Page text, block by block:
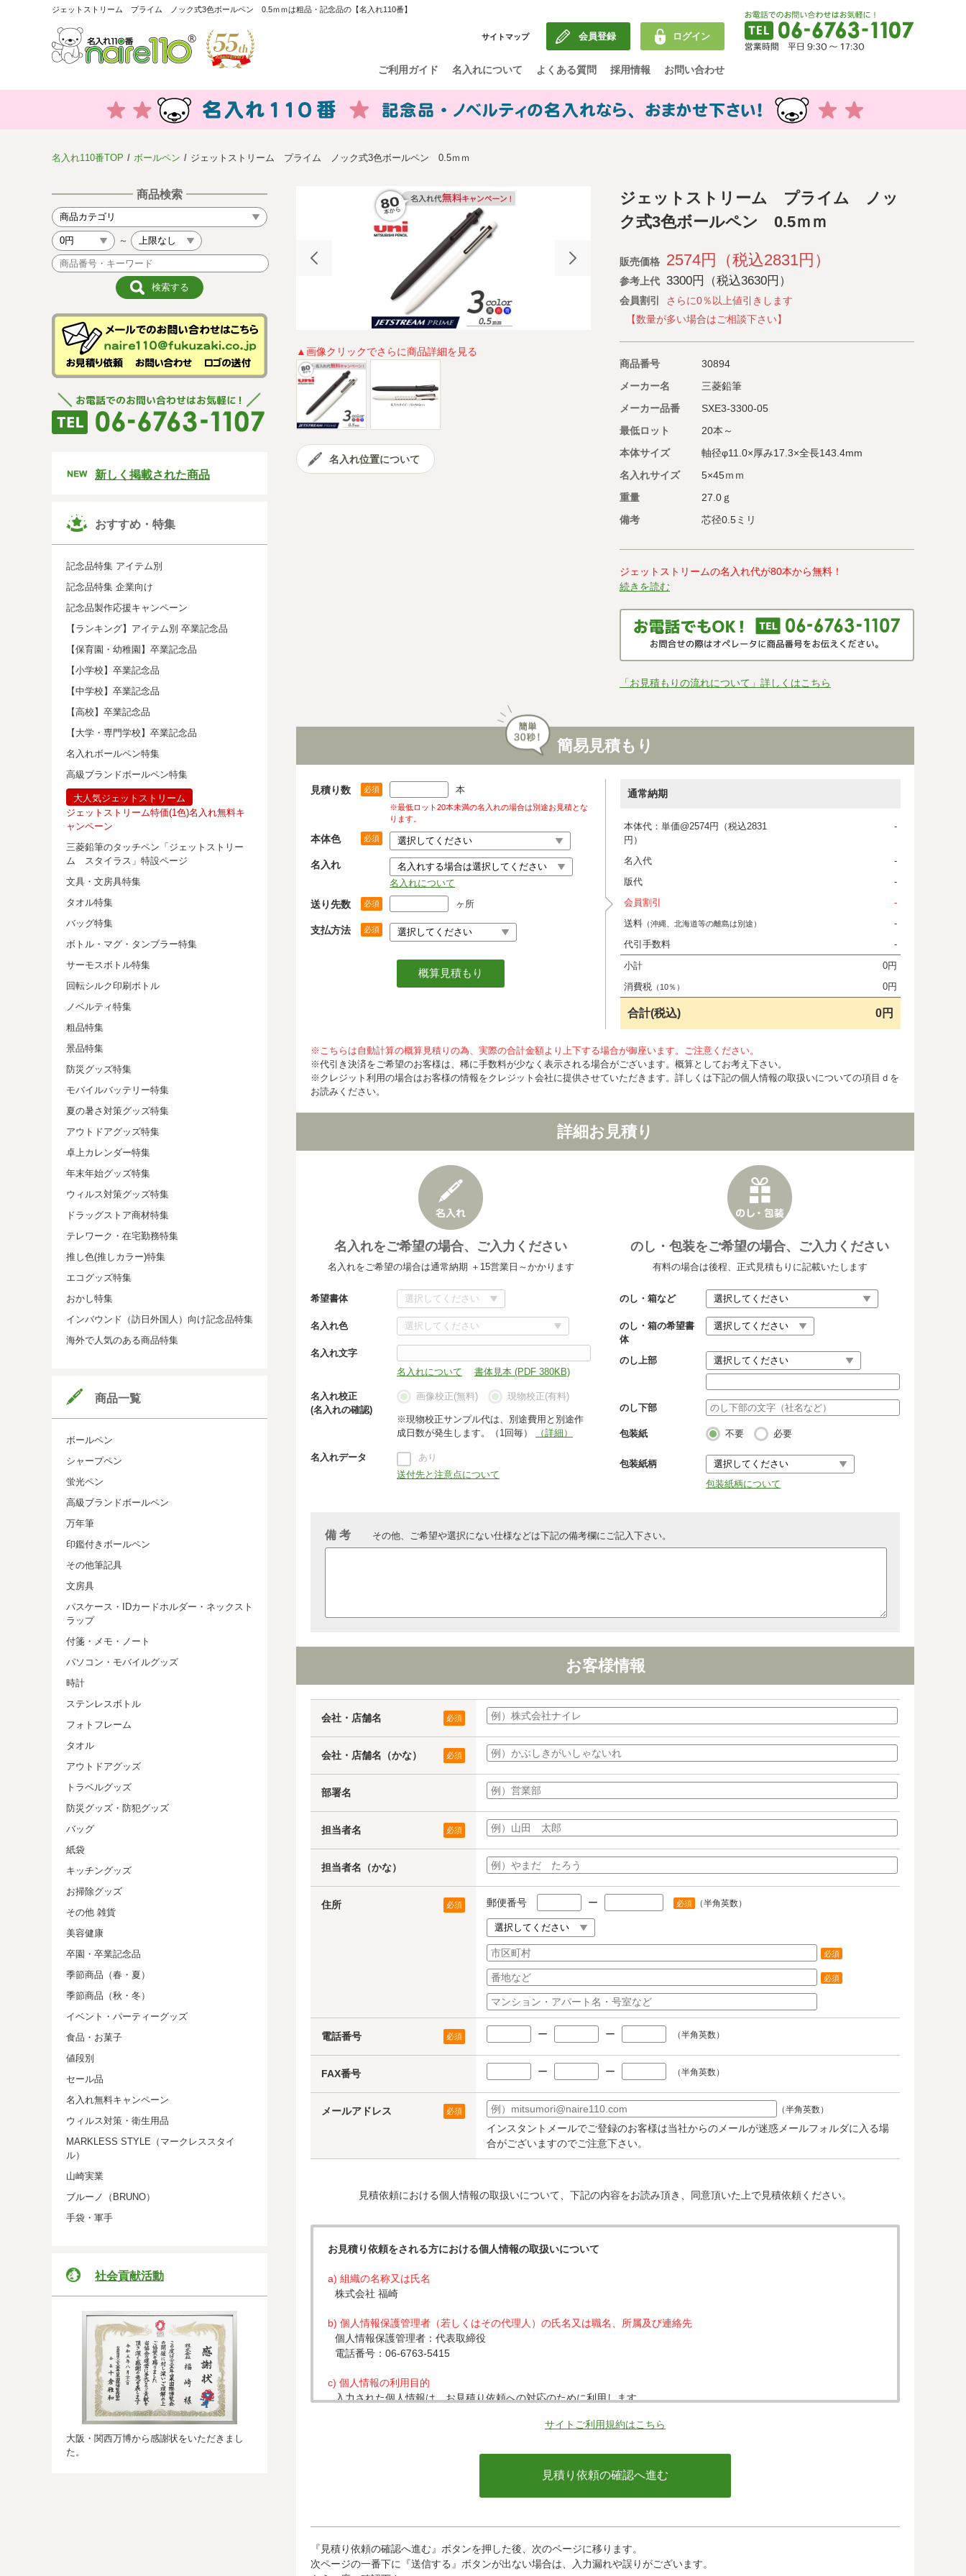
ジェットストリーム プライム ノック式3色ボールペン 0.5ｍｍは粗品・記念品の【名入れ110番】
サイトマップ 会員登録 ログイン
ご利用ガイド 名入れについて よくある質問 採用情報 お問い合わせ
名入れ110番TOP ボールペン ジェットストリーム プライム ノック式3色ボールペン 0.5ｍｍ
商品検索
～
新しく掲載された商品
おすすめ・特集
記念品特集 アイテム別
記念品特集 企業向け
記念品製作応援キャンペーン
【ランキング】アイテム別 卒業記念品
【保育園・幼稚園】卒業記念品
【小学校】卒業記念品
【中学校】卒業記念品
【高校】卒業記念品
【大学・専門学校】卒業記念品
名入れボールペン特集
高級ブランドボールペン特集
大人気ジェットストリーム
ジェットストリーム特価(1色)名入れ無料キ
ャンペーン
三菱鉛筆のタッチペン「ジェットストリー
ム スタイラス」特設ページ
文具・文房具特集
タオル特集
バッグ特集
ボトル・マグ・タンブラー特集
サーモスボトル特集
回転シルク印刷ボトル
ノベルティ特集
粗品特集
景品特集
防災グッズ特集
モバイルバッテリー特集
夏の暑さ対策グッズ特集
アウトドアグッズ特集
卓上カレンダー特集
年末年始グッズ特集
ウィルス対策グッズ特集
ドラッグストア商材特集
テレワーク・在宅勤務特集
推し色(推しカラー)特集
エコグッズ特集
おかし特集
インバウンド（訪日外国人）向け記念品特集
海外で人気のある商品特集
商品一覧
ボールペン
シャープペン
蛍光ペン
高級ブランドボールペン
万年筆
印鑑付きボールペン
その他筆記具
文房具
パスケース・IDカードホルダー・ネックスト
ラップ
付箋・メモ・ノート
パソコン・モバイルグッズ
時計
ステンレスボトル
フォトフレーム
タオル
アウトドアグッズ
トラベルグッズ
防災グッズ・防犯グッズ
バッグ
紙袋
キッチングッズ
お掃除グッズ
その他 雑貨
美容健康
卒園・卒業記念品
季節商品（春・夏）
季節商品（秋・冬）
イベント・パーティーグッズ
食品・お菓子
値段別
セール品
名入れ無料キャンペーン
ウィルス対策・衛生用品
MARKLESS STYLE（マークレススタイ
ル）
山崎実業
ブルーノ（BRUNO）
手袋・軍手
社会貢献活動
大阪・関西万博から感謝状をいただきまし
た。
▲画像クリックでさらに商品詳細を見る
名入れ位置について
ジェットストリーム プライム ノッ
ク式3色ボールペン 0.5ｍｍ
販売価格 2574円（税込2831円）
参考上代 3300円（税込3630円）
会員割引
さらに0％以上値引きします
【数量が多い場合はご相談下さい】
商品番号
30894
メーカー名
三菱鉛筆
メーカー品番
SXE3-3300-05
最低ロット
20本～
本体サイズ
軸径φ11.0×厚み17.3×全長143.4mm
名入れサイズ
5×45ｍｍ
重量
27.0ｇ
備考
芯径0.5ミリ
ジェットストリームの名入れ代が80本から無料！
続きを読む
「お見積もりの流れについて」詳しくはこちら
簡易見積もり
見積り数 必須 本
※最低ロット20本未満の名入れの場合は別途お見積とな
ります。
本体色 必須
名入れ
名入れについて
送り先数 必須 ヶ所
支払方法 必須
通常納期
本体代：単価@2574円（税込2831
円）
-
名入代
-
版代
-
会員割引
-
送料 （沖縄、北海道等の離島は別途）
-
代引手数料
-
小計
0円
消費税 （10％） 0円
合計(税込) 0円
※こちらは自動計算の概算見積りの為、実際の合計金額より上下する場合が御座います。ご注意ください。
※代引き決済をご希望のお客様は、稀に手数料が少なく表示される場合がございます。概算としてお考え下さい。
※クレジット利用の場合はお客様の情報をクレジット会社に提供させていただきます。詳しくは下記の個人情報の取扱いについての項目ｄを
お読みください。
詳細お見積り
名入れをご希望の場合、ご入力ください
名入れをご希望の場合は通常納期 ＋15営業日～かかります
希望書体
名入れ色
名入れ文字
名入れについて
書体見本 (PDF 380KB)
名入れ校正
(名入れの確認)
画像校正(無料) 現物校正(有料)
※現物校正サンプル代は、別途費用と別途作
成日数が発生します。（1回毎）
（詳細）
名入れデータ
あり
送付先と注意点について
のし・包装をご希望の場合、ご入力ください
有料の場合は後程、正式見積もりに記載いたします
のし・箱など
のし・箱の希望書
体
のし上部
のし下部
包装紙 不要 必要
包装紙柄
包装紙柄について
備 考 その他、ご希望や選択にない仕様などは下記の備考欄にご記入下さい。
お客様情報
会社・店舗名 必須
会社・店舗名（かな） 必須
部署名
担当者名 必須
担当者名（かな）
住所 必須 郵便番号 ー 必須 （半角英数）
必須
必須
電話番号 必須 ー ー （半角英数）
FAX番号 ー ー （半角英数）
メールアドレス 必須 （半角英数）
インスタントメールでご登録のお客様は当社からのメールが迷惑メールフォルダに入る場
合がございますのでご注意下さい。
見積依頼における個人情報の取扱いについて、下記の内容をお読み頂き、同意頂いた上で見積依頼ください。
お見積り依頼をされる方における個人情報の取扱いについて
a) 組織の名称又は氏名
株式会社 福崎
b) 個人情報保護管理者（若しくはその代理人）の氏名又は職名、所属及び連絡先
個人情報保護管理者：代表取締役
電話番号：06-6763-5415
c) 個人情報の利用目的
入力された個人情報は、お見積り依頼への対応のために利用します。
・クレジットカード会社への情報提供
当社がお客様から収集した以下の個人情報等は、カード発行会社が行う不正利用検知・防止のために、お客様が利用され
ことができないため、以下の個人情報保護措置に関する情報を把握して、ご提供することはできません。
・提供先が所在する外国の名称
サイトご利用規約はこちら
『見積り依頼の確認へ進む』ボタンを押した後、次のページに移ります。
次ページの一番下に『送信する』ボタンが出ない場合は、入力漏れや誤りがございます。